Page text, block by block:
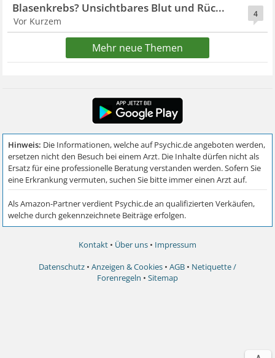
4
Blasenkrebs? Unsichtbares Blut und Rüc...
Vor Kurzem
Mehr neue Themen
Kontakt • Über uns • Impressum
Datenschutz • Anzeigen & Cookies • AGB • Netiquette /
Forenregeln • Sitemap